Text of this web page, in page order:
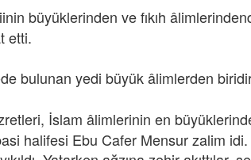
büyüklerinden ve fıkıh
etti.
bulunan yedi büyük âlimlerden
İslam âlimlerinin en
halifesi Ebu Cafer Mensur zalim idi.